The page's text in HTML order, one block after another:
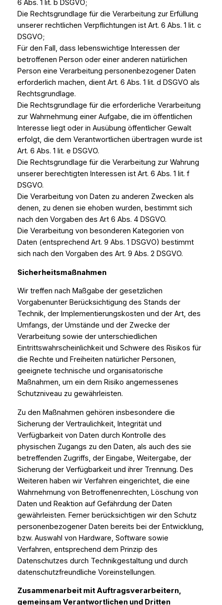
6 Abs. 1 lit. b DSGVO;
Die Rechtsgrundlage für die Verarbeitung zur Erfüllung
unserer rechtlichen Verpflichtungen ist Art. 6 Abs. 1 lit. c
DSGVO;
Für den Fall, dass lebenswichtige Interessen der
betroffenen Person oder einer anderen natürlichen
Person eine Verarbeitung personenbezogener Daten
erforderlich machen, dient Art. 6 Abs. 1 lit. d DSGVO als
Rechtsgrundlage.
Die Rechtsgrundlage für die erforderliche Verarbeitung
zur Wahrnehmung einer Aufgabe, die im öffentlichen
Interesse liegt oder in Ausübung öffentlicher Gewalt
erfolgt, die dem Verantwortlichen übertragen wurde ist
Art. 6 Abs. 1 lit. e DSGVO.
Die Rechtsgrundlage für die Verarbeitung zur Wahrung
unserer berechtigten Interessen ist Art. 6 Abs. 1 lit. f
DSGVO.
Die Verarbeitung von Daten zu anderen Zwecken als
denen, zu denen sie ehoben wurden, bestimmt sich
nach den Vorgaben des Art 6 Abs. 4 DSGVO.
Die Verarbeitung von besonderen Kategorien von
Daten (entsprechend Art. 9 Abs. 1 DSGVO) bestimmt
sich nach den Vorgaben des Art. 9 Abs. 2 DSGVO.
Sicherheitsmaßnahmen
Wir treffen nach Maßgabe der gesetzlichen
Vorgabenunter Berücksichtigung des Stands der
Technik, der Implementierungskosten und der Art, des
Umfangs, der Umstände und der Zwecke der
Verarbeitung sowie der unterschiedlichen
Eintrittswahrscheinlichkeit und Schwere des Risikos für
die Rechte und Freiheiten natürlicher Personen,
geeignete technische und organisatorische
Maßnahmen, um ein dem Risiko angemessenes
Schutzniveau zu gewährleisten.
Zu den Maßnahmen gehören insbesondere die
Sicherung der Vertraulichkeit, Integrität und
Verfügbarkeit von Daten durch Kontrolle des
physischen Zugangs zu den Daten, als auch des sie
betreffenden Zugriffs, der Eingabe, Weitergabe, der
Sicherung der Verfügbarkeit und ihrer Trennung. Des
Weiteren haben wir Verfahren eingerichtet, die eine
Wahrnehmung von Betroffenenrechten, Löschung von
Daten und Reaktion auf Gefährdung der Daten
gewährleisten. Ferner berücksichtigen wir den Schutz
personenbezogener Daten bereits bei der Entwicklung,
bzw. Auswahl von Hardware, Software sowie
Verfahren, entsprechend dem Prinzip des
Datenschutzes durch Technikgestaltung und durch
datenschutzfreundliche Voreinstellungen.
Zusammenarbeit mit Auftragsverarbeitern,
gemeinsam Verantwortlichen und Dritten